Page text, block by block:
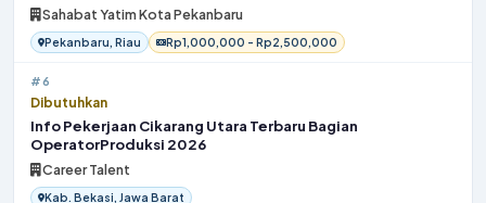
Sahabat Yatim Kota Pekanbaru
Pekanbaru, Riau Rp1,000,000 - Rp2,500,000
#6
Dibutuhkan
Info Pekerjaan Cikarang Utara Terbaru Bagian
OperatorProduksi 2026
Career Talent
Kab. Bekasi, Jawa Barat